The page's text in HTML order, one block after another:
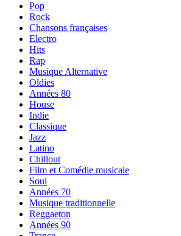
Pop
Rock
Chansons françaises
Electro
Hits
Rap
Musique Alternative
Oldies
Années 80
House
Indie
Classique
Jazz
Latino
Chillout
Film et Comédie musicale
Soul
Années 70
Musique traditionnelle
Reggaeton
Années 90